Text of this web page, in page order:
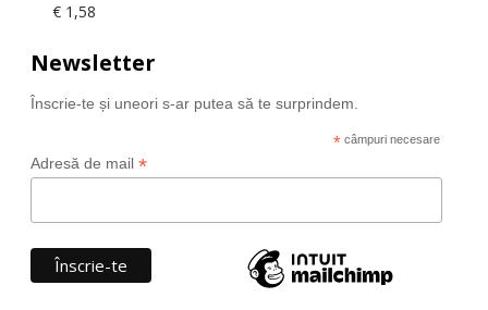
€ 1,58
Newsletter
Înscrie-te și uneori s-ar putea să te surprindem.
* câmpuri necesare
Adresă de mail *